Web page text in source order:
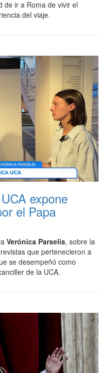
de ir a Roma de vivir el
del viaje.
expone
el Papa
Verónica Parselis, sobre la
que pertenecieron a
se desempeñó como
de la UCA.